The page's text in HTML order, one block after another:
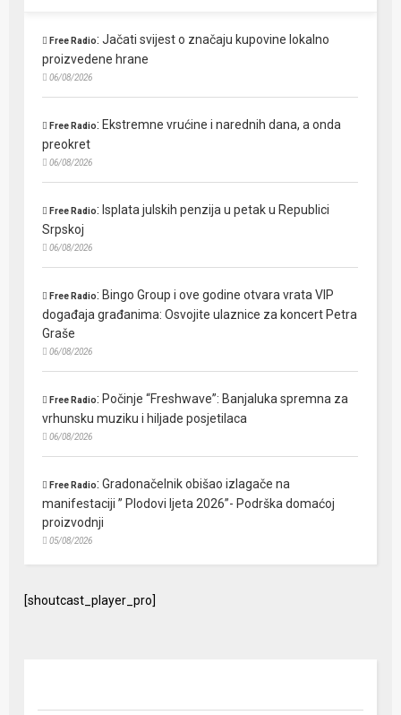
Free Radio:Jačati svijest o značaju kupovine lokalno
proizvedene hrane
06/08/2026
Free Radio: Ekstremne vrućine i narednih dana, a onda
preokret
06/08/2026
Free Radio: Isplata julskih penzija u petak u Republici
Srpskoj
06/08/2026
Free Radio: Bingo Group i ove godine otvara vrata VIP
događaja građanima: Osvojite ulaznice za koncert Petra
Graše
06/08/2026
Free Radio: Počinje “Freshwave”: Banjaluka spremna za
vrhunsku muziku i hiljade posjetilaca
06/08/2026
Free Radio:Gradonačelnik obišao izlagače na
manifestaciji ” Plodovi ljeta 2026”- Podrška domaćoj
proizvodnji
05/08/2026
[shoutcast_player_pro]